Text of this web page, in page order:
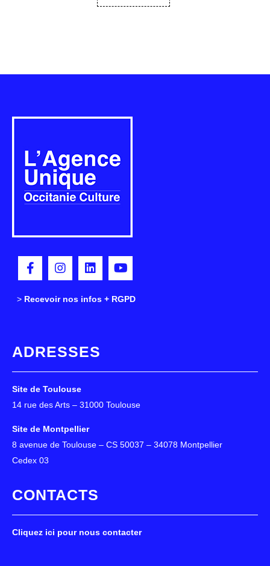
> Recevoir nos infos + RGPD
ADRESSES
Site de Toulouse
14 rue des Arts – 31000 Toulouse
Site de Montpellier
8 avenue de Toulouse – CS 50037 – 34078 Montpellier
Cedex 03
CONTACTS
Cliquez ici pour nous contacter